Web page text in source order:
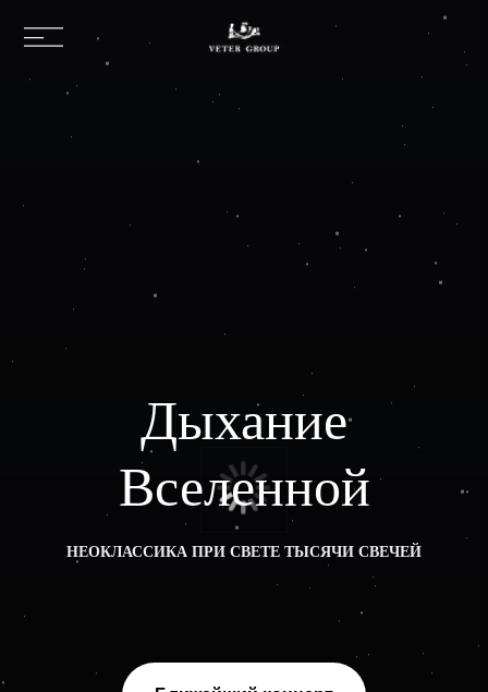
Дыхание
Вселенной
НЕОКЛАССИКА ПРИ СВЕТЕ ТЫСЯЧИ СВЕЧЕЙ